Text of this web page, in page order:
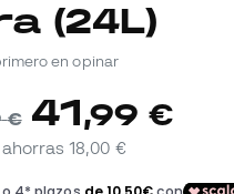
(24L)
en opinar
€ 41,99 €
ahorras18,00 €